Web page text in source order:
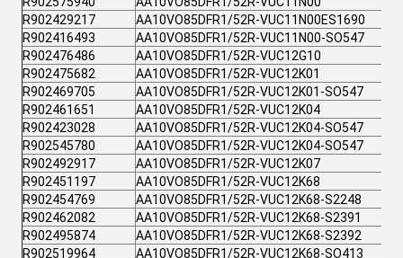
R902429217
AA10VO85DFR1/52R-VUC11N00ES1690
R902416493
AA10VO85DFR1/52R-VUC11N00-SO547
R902476486
AA10VO85DFR1/52R-VUC12G10
R902475682
AA10VO85DFR1/52R-VUC12K01
R902469705
AA10VO85DFR1/52R-VUC12K01-SO547
R902461651
AA10VO85DFR1/52R-VUC12K04
R902423028
AA10VO85DFR1/52R-VUC12K04-SO547
R902545780
AA10VO85DFR1/52R-VUC12K04-SO547
R902492917
AA10VO85DFR1/52R-VUC12K07
R902451197
AA10VO85DFR1/52R-VUC12K68
R902454769
AA10VO85DFR1/52R-VUC12K68-S2248
R902462082
AA10VO85DFR1/52R-VUC12K68-S2391
R902495874
AA10VO85DFR1/52R-VUC12K68-S2392
R902519964
AA10VO85DFR1/52R-VUC12K68-SO413